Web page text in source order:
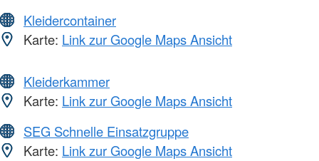
Kleidercontainer
Karte: Link zur Google Maps Ansicht
Kleiderkammer
Karte: Link zur Google Maps Ansicht
SEG Schnelle Einsatzgruppe
Karte: Link zur Google Maps Ansicht